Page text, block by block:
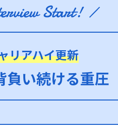
リアハイ更新
負い続ける重圧